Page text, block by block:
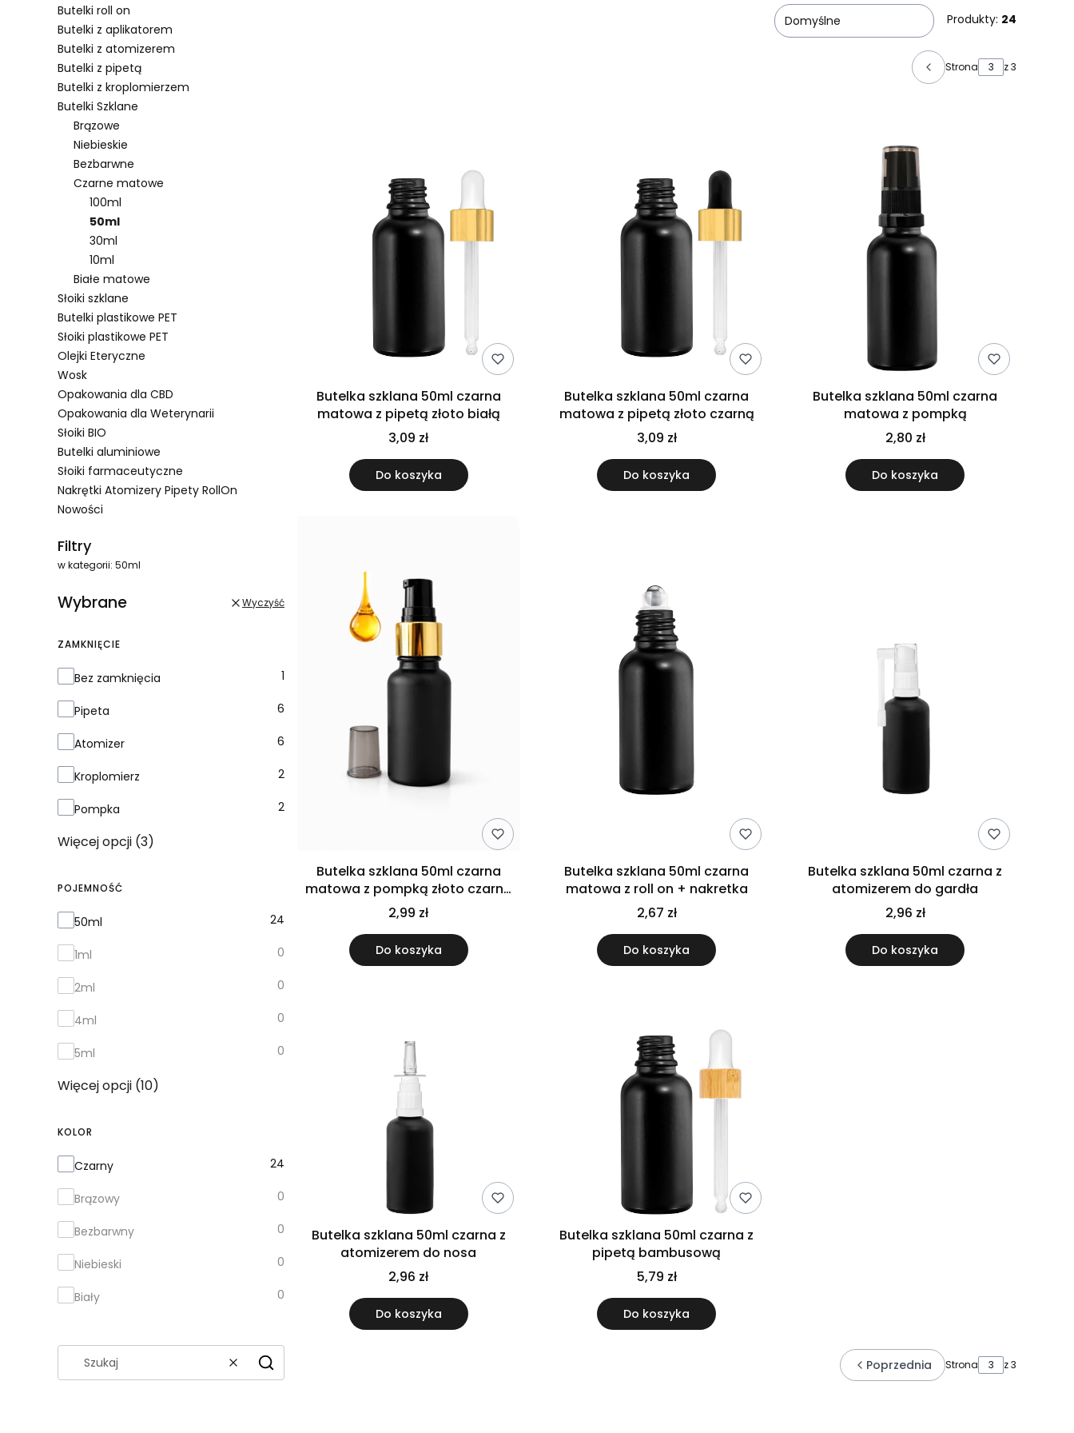
Butelki roll on
Butelki z aplikatorem
Butelki z atomizerem
Butelki z pipetą
Butelki z kroplomierzem
Butelki Szklane
Brązowe
Niebieskie
Bezbarwne
Czarne matowe
100ml
50ml
30ml
10ml
Białe matowe
Słoiki szklane
Butelki plastikowe PET
Słoiki plastikowe PET
Olejki Eteryczne
Wosk
Opakowania dla CBD
Opakowania dla Weterynarii
Słoiki BIO
Butelki aluminiowe
Słoiki farmaceutyczne
Nakrętki Atomizery Pipety RollOn
Nowości
Filtry
w kategorii: 50ml
Wybrane Wyczyść
ZAMKNIĘCIE
Zamknięcie
Bez zamknięcia 1
Pipeta 6
Atomizer 6
Kroplomierz 2
Pompka 2
Więcej opcji (3)
POJEMNOŚĆ
Pojemność
50ml 24
1ml 0
2ml 0
4ml 0
5ml 0
Więcej opcji (10)
KOLOR
Kolor
Czarny 24
Brązowy 0
Bezbarwny 0
Niebieski 0
Biały 0
WyczyśćSzukaj
Domyślne Produkty: 24
Strona z 3
Butelka szklana 50ml czarna
matowa z pipetą złoto białą
3,09 zł
Do koszyka
Butelka szklana 50ml czarna
matowa z pipetą złoto czarną
3,09 zł
Do koszyka
Butelka szklana 50ml czarna
matowa z pompką
2,80 zł
Do koszyka
Butelka szklana 50ml czarna
matowa z pompką złoto czarną
do kremu oleju
2,99 zł
Do koszyka
Butelka szklana 50ml czarna
matowa z roll on + nakretka
2,67 zł
Do koszyka
Butelka szklana 50ml czarna z
atomizerem do gardła
2,96 zł
Do koszyka
Butelka szklana 50ml czarna z
atomizerem do nosa
2,96 zł
Do koszyka
Butelka szklana 50ml czarna z
pipetą bambusową
5,79 zł
Do koszyka
Poprzednia Strona z 3